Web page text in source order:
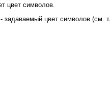
цвет символов.
задаваемый цвет символов (см.